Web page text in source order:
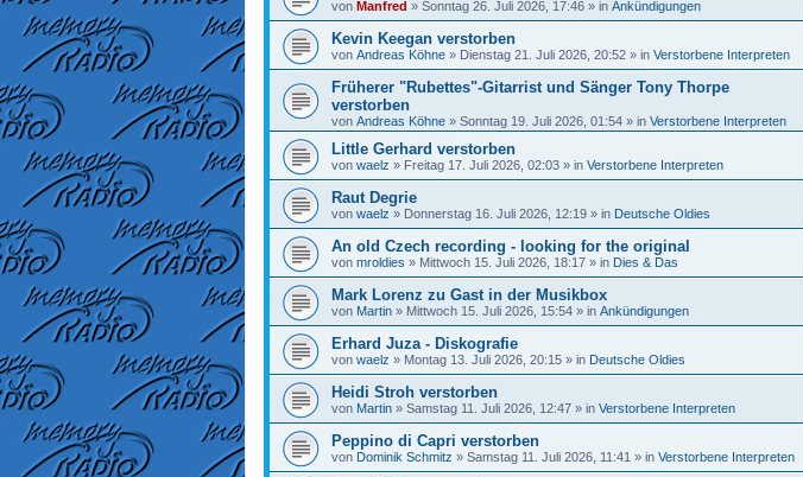
von Manfred » Sonntag 26. Juli 2026, 17:46 » in Ankündigungen
Kevin Keegan verstorben
von Andreas Köhne » Dienstag 21. Juli 2026, 20:52 » in Verstorbene Interpreten
Früherer "Rubettes"-Gitarrist und Sänger Tony Thorpe
verstorben
von Andreas Köhne » Sonntag 19. Juli 2026, 01:54 » in Verstorbene Interpreten
Little Gerhard verstorben
von waelz » Freitag 17. Juli 2026, 02:03 » in Verstorbene Interpreten
Raut Degrie
von waelz » Donnerstag 16. Juli 2026, 12:19 » in Deutsche Oldies
An old Czech recording - looking for the original
von mroldies » Mittwoch 15. Juli 2026, 18:17 » in Dies & Das
Mark Lorenz zu Gast in der Musikbox
von Martin » Mittwoch 15. Juli 2026, 15:54 » in Ankündigungen
Erhard Juza - Diskografie
von waelz » Montag 13. Juli 2026, 20:15 » in Deutsche Oldies
Heidi Stroh verstorben
von Martin » Samstag 11. Juli 2026, 12:47 » in Verstorbene Interpreten
Peppino di Capri verstorben
von Dominik Schmitz » Samstag 11. Juli 2026, 11:41 » in Verstorbene Interpreten